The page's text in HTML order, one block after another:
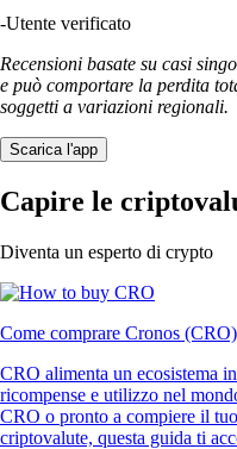
-Utente verificato
Recensioni basate su casi
e può comportare la perdita
soggetti a variazioni regionali.
Scarica l'app
Capire le
Diventa un esperto di crypto
Come comprare Cronos
CRO alimenta un ecosistema
ricompense e utilizzo nel
CRO o pronto a compiere il
criptovalute, questa guida ti